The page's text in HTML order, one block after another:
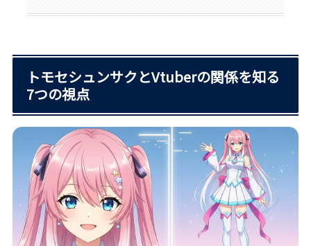
トモセシュンサクとVtuberの関係を知る
7つの視点